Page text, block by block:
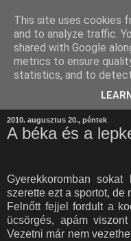
2010. augusztus 20., péntek
A béka és a
Gyerekkoromban
szerette ezt a sportot, de
Felnőtt fejjel fordult a
ücsörgés, apám
Vezetni már nem
This site uses cookies
and to analyze traffic.
shared with Google
metrics to ensure
statistics, and to detect